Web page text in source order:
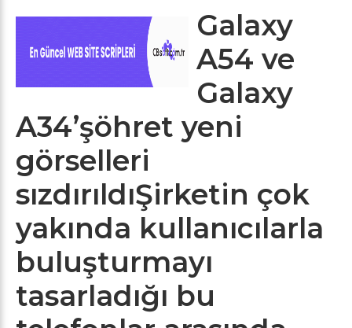
Galaxy
A54 ve
Galaxy
A34’şöhret yeni
görselleri
sızdırıldıŞirketin çok
yakında kullanıcılarla
buluşturmayı
tasarladığı bu